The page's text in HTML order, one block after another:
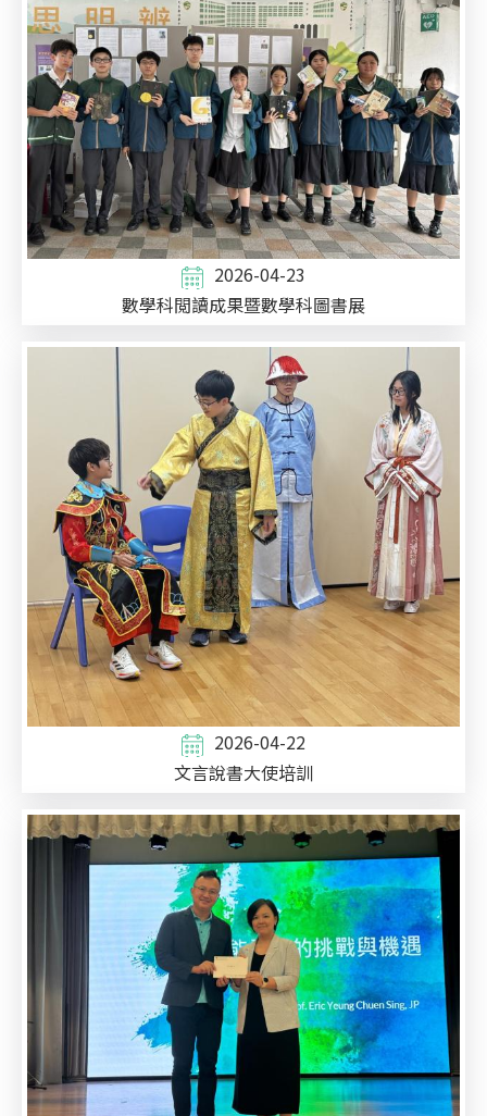
2026-04-23
數學科閲讀成果暨數學科圖書展
2026-04-22
文言說書大使培訓